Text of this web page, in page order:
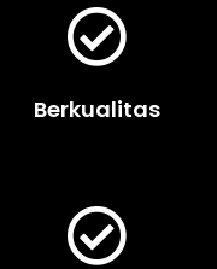
Berkualitas